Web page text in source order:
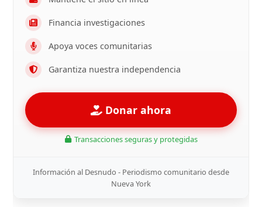
Financia investigaciones
Apoya voces comunitarias
Garantiza nuestra independencia
Donar ahora
Transacciones seguras y protegidas
Información al Desnudo - Periodismo comunitario desde
Nueva York